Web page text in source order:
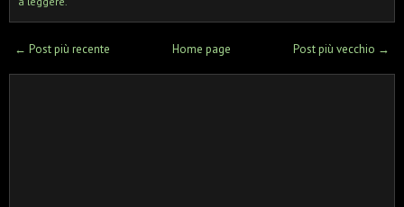
← Post più recente Post più vecchio →
Home page